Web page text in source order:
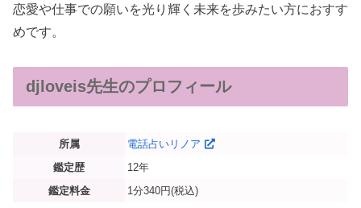
恋愛や仕事での願いを光り輝く未来を歩みたい方におすす
めです。
djloveis先生のプロフィール
所属
電話占いリノア
鑑定歴
12年
鑑定料金
1分340円(税込)